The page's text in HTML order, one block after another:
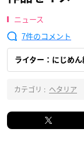
ニュース
7
ライター：にじめ
カテゴリ : ヘタリア